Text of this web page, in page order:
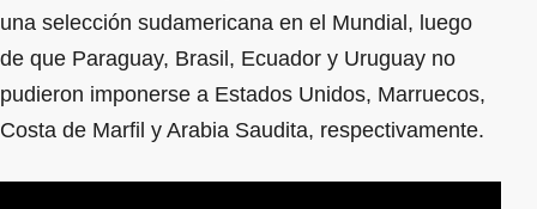
una selección sudamericana en el Mundial, luego
de que Paraguay, Brasil, Ecuador y Uruguay no
pudieron imponerse a Estados Unidos, Marruecos,
Costa de Marfil y Arabia Saudita, respectivamente.